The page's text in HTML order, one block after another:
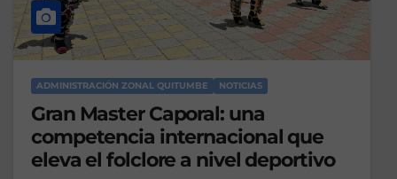
ADMINISTRACIÓN ZONAL QUITUMBE NOTICIAS
Gran Master Caporal: una
competencia internacional que
eleva el folclore a nivel deportivo